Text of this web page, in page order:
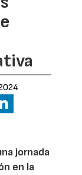
jornada
en la